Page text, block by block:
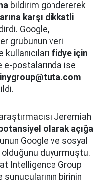
bildirim göndererek
karşı dikkatli
Google,
grubunun veri
fidye için
e-postalarında ise
Jeremiah
olarak açığa
Google ve sosyal
duyurmuştu.
Intelligence Group
birinin